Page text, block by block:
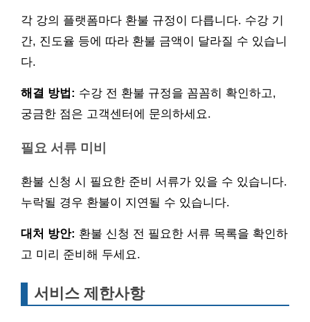
각 강의 플랫폼마다 환불 규정이 다릅니다. 수강 기
간, 진도율 등에 따라 환불 금액이 달라질 수 있습니
다.
해결 방법: 수강 전 환불 규정을 꼼꼼히 확인하고,
궁금한 점은 고객센터에 문의하세요.
필요 서류 미비
환불 신청 시 필요한 준비 서류가 있을 수 있습니다.
누락될 경우 환불이 지연될 수 있습니다.
대처 방안: 환불 신청 전 필요한 서류 목록을 확인하
고 미리 준비해 두세요.
서비스 제한사항